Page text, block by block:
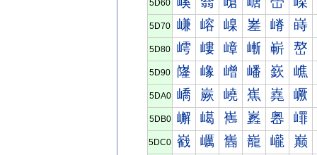
5D60
5D70 嵰 嵱 嵲 嵳 嵴 嵵
5D80 嶀 嶁 嶂 嶃 嶄 嶅
5D90 嶐 嶑 嶒 嶓 嶔 嶕
5DA0 嶠 嶡 嶢 嶣 嶤 嶥
5DB0 嶰 嶱 嶲 嶳 嶴 嶵
5DC0 巀 巁 巂 巃 巄 巅